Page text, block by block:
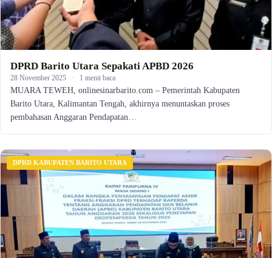
DPRD Barito Utara Sepakati APBD 2026
28 November 2025 · 1 menit baca
MUARA TEWEH, onlinesinarbarito.com – Pemerintah Kabupaten
Barito Utara, Kalimantan Tengah, akhirnya menuntaskan proses
pembahasan Anggaran Pendapatan…
DPRD KABUPATEN BARITO UTARA